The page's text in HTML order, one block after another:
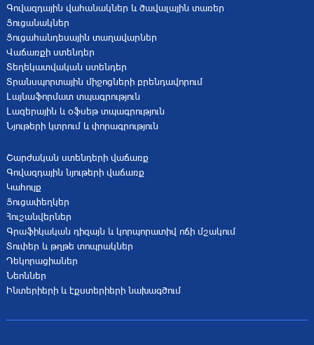
Գովազդային վահանակներ և ծավալային տառեր
Ցուցանակներ
Ցուցահանդեսային տաղավարներ
Վաճառքի ստենդեր
Տեղեկատվական ստենդեր
Տրանսպորտային միջոցների բրենդավորում
Լայնաֆորմատ տպագրություն
Լազերային և օֆսեթ տպագրություն
Նյութերի կտրում և փորագրություն
Շարժական ստենդերի վաճառք
Գովազդային նյութերի վաճառք
Կահույք
Ցուցափեղկեր
Հուշանվերներ
Գրաֆիկական դիզայն և կորպորատիվ ոճի մշակում
Տուփեր և թղթե տոպրակներ
Դեկորացիաներ
Նեոններ
Ինտերիերի և էքստերիերի նախագծում